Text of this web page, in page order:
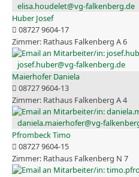
elisa.houdelet@vg-falkenberg.de
Huber Josef
08727 9604-17
Rathaus Falkenberg A 6
josef.huber@vg-falkenberg.de
Maierhofer Daniela
08727 9604-13
Rathaus Falkenberg A 4
daniela.maierhofer@vg-
Pfrombeck Timo
08727 9604-15
Rathaus Falkenberg N 7